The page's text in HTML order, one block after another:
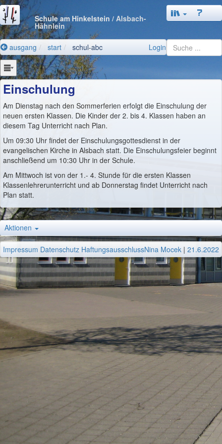
Schule am Hinkelstein / Alsbach-
Hähnlein
ausgang start schul-abc Login
Einschulung
Am Dienstag nach den Sommerferien erfolgt die Einschulung der
neuen ersten Klassen. Die Kinder der 2. bis 4. Klassen haben an
diesem Tag Unterricht nach Plan.
Um 09:30 Uhr findet der Einschulungsgottesdienst in der
evangelischen Kirche in Alsbach statt. Die Einschulungsfeier beginnt
anschließend um 10:30 Uhr in der Schule.
Am Mittwoch ist von der 1.- 4. Stunde für die ersten Klassen
Klassenlehrerunterricht und ab Donnerstag findet Unterricht nach
Plan statt.
Aktionen
Impressum Datenschutz HaftungsausschlussNina Mocek | 21.6.2022